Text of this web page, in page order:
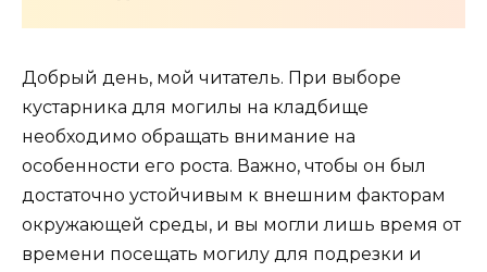
Добрый день, мой читатель. При выборе
кустарника для могилы на кладбище
необходимо обращать внимание на
особенности его роста. Важно, чтобы он был
достаточно устойчивым к внешним факторам
окружающей среды, и вы могли лишь время от
времени посещать могилу для подрезки и